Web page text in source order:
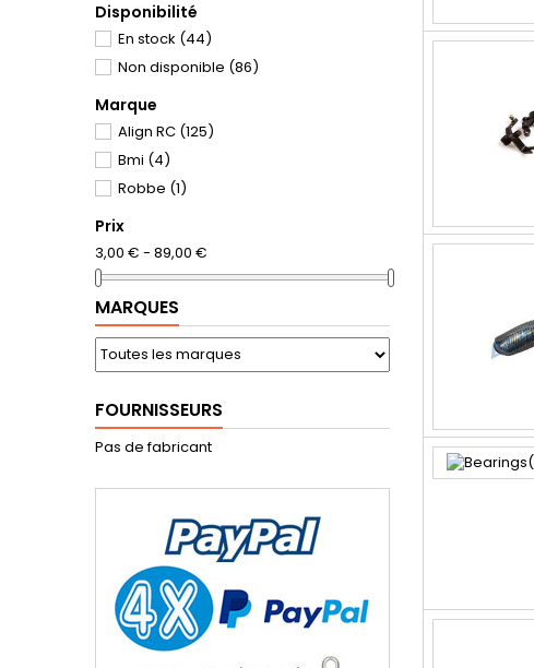
Disponibilité
En stock (44)
Non disponible (86)
Marque
Align RC (125)
Bmi (4)
Robbe (1)
Prix
3,00 € - 89,00 €
MARQUES
FOURNISSEURS
Pas de fabricant